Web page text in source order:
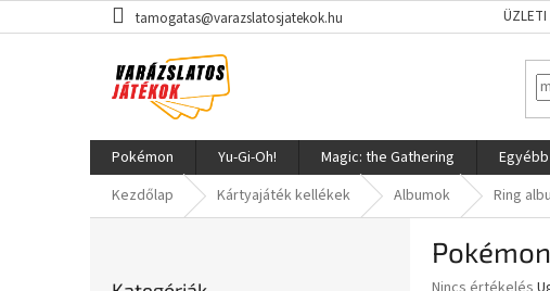
a
tamogatas@varazslatosjatekok.hu ÜZLETI
Pokémon Yu-Gi-Oh! Magic: the Gathering
Kezdőlap
Kártyajáték kellékek Albumok Ring